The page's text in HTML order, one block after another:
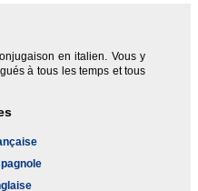
en italien. Vous y
à tous les temps et tous